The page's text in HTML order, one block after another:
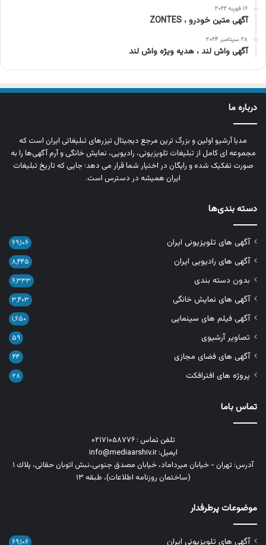
۱۶ فوریه ۲۰۲۲
آگهی متین خودرو ، ZONTES
۲۸ سپتامبر ۲۰۲۴
آگهی واش لند ، هدیه ویژه واش لند
درباره ما
مدیا آرشیو اولین و بزرگ‌ ترین مرجع دیجیتال تیزرهای تبلیغاتی ایران است که
مجموعه‌ ای کامل از تبلیغات تلویزیونی، رادیویی، نمایش خانگی و آرم‌ آگهی‌ها را به‌
صورت تفکیک‌ شده و رایگان در اختیار شما قرار می‌ دهد؛ جایی که تاریخ تبلیغات
ایران همیشه در دسترس است.
دسته بندی‌ها
آگهی های تلویزیونی ایران ۶۹,۱۰۶
آگهی های رادیویی ایران ۸,۴۴۵
بدون دسته بندی ۶,۳۳۳
آگهی های نمایش خانگی ۳,۴۰۳
آگهی فیلم های سینمایی ۱,۶۵۰
تصاویر آرشیوی ۵۹
آگهی های فضای مجازی ۴۴
پروژه های افترافکت ۲۸
تماس باما
تلفن تماس : ۰۲۱۷۱۰۵۸۷۷۶
ایمیل: info@mediaarshiv.ir
آدرس: تهران - خیابان میرداماد، خیابان مصدق جنوبی،نبش اتوبان حقانی، پلاك ١
(ساختمان روزنامه اطلاعات)، طبقه ۱۳
موضوعات پرطرفدار
آگهی های تلویزیونی ایران ۶۹,۱۰۶